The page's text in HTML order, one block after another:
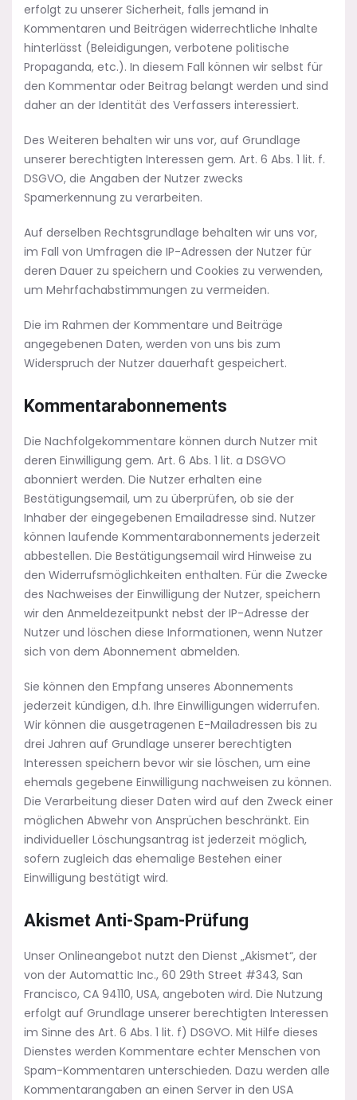
erfolgt zu unserer Sicherheit, falls jemand in
Kommentaren und Beiträgen widerrechtliche Inhalte
hinterlässt (Beleidigungen, verbotene politische
Propaganda, etc.). In diesem Fall können wir selbst für
den Kommentar oder Beitrag belangt werden und sind
daher an der Identität des Verfassers interessiert.
Des Weiteren behalten wir uns vor, auf Grundlage
unserer berechtigten Interessen gem. Art. 6 Abs. 1 lit. f.
DSGVO, die Angaben der Nutzer zwecks
Spamerkennung zu verarbeiten.
Auf derselben Rechtsgrundlage behalten wir uns vor,
im Fall von Umfragen die IP-Adressen der Nutzer für
deren Dauer zu speichern und Cookies zu verwenden,
um Mehrfachabstimmungen zu vermeiden.
Die im Rahmen der Kommentare und Beiträge
angegebenen Daten, werden von uns bis zum
Widerspruch der Nutzer dauerhaft gespeichert.
Kommentarabonnements
Die Nachfolgekommentare können durch Nutzer mit
deren Einwilligung gem. Art. 6 Abs. 1 lit. a DSGVO
abonniert werden. Die Nutzer erhalten eine
Bestätigungsemail, um zu überprüfen, ob sie der
Inhaber der eingegebenen Emailadresse sind. Nutzer
können laufende Kommentarabonnements jederzeit
abbestellen. Die Bestätigungsemail wird Hinweise zu
den Widerrufsmöglichkeiten enthalten. Für die Zwecke
des Nachweises der Einwilligung der Nutzer, speichern
wir den Anmeldezeitpunkt nebst der IP-Adresse der
Nutzer und löschen diese Informationen, wenn Nutzer
sich von dem Abonnement abmelden.
Sie können den Empfang unseres Abonnements
jederzeit kündigen, d.h. Ihre Einwilligungen widerrufen.
Wir können die ausgetragenen E-Mailadressen bis zu
drei Jahren auf Grundlage unserer berechtigten
Interessen speichern bevor wir sie löschen, um eine
ehemals gegebene Einwilligung nachweisen zu können.
Die Verarbeitung dieser Daten wird auf den Zweck einer
möglichen Abwehr von Ansprüchen beschränkt. Ein
individueller Löschungsantrag ist jederzeit möglich,
sofern zugleich das ehemalige Bestehen einer
Einwilligung bestätigt wird.
Akismet Anti-Spam-Prüfung
Unser Onlineangebot nutzt den Dienst „Akismet“, der
von der Automattic Inc., 60 29th Street #343, San
Francisco, CA 94110, USA, angeboten wird. Die Nutzung
erfolgt auf Grundlage unserer berechtigten Interessen
im Sinne des Art. 6 Abs. 1 lit. f) DSGVO. Mit Hilfe dieses
Dienstes werden Kommentare echter Menschen von
Spam-Kommentaren unterschieden. Dazu werden alle
Kommentarangaben an einen Server in den USA